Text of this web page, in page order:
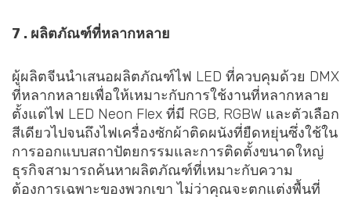
7 . ผลิตภัณฑ์ที่หลากหลาย
ผู้ผลิตจีนนำเสนอผลิตภัณฑ์ไฟ LED ที่ควบคุมด้วย DMX
ที่หลากหลายเพื่อให้เหมาะกับการใช้งานที่หลากหลาย
ตั้งแต่ไฟ LED Neon Flex ที่มี RGB, RGBW และตัวเลือก
สีเดียวไปจนถึงไฟเครื่องซักผ้าติดผนังที่ยืดหยุ่นซึ่งใช้ใน
การออกแบบสถาปัตยกรรมและการติดตั้งขนาดใหญ่
ธุรกิจสามารถค้นหาผลิตภัณฑ์ที่เหมาะกับความ
ต้องการเฉพาะของพวกเขา ไม่ว่าคุณจะตกแต่งพื้นที่